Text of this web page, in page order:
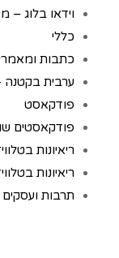
וידאו בלוג –
כללי
כתבות
ערבית בקטנה
פודקאסט
פודקאסטים
ריאיונות
ריאיונות
תרבות ועסקים